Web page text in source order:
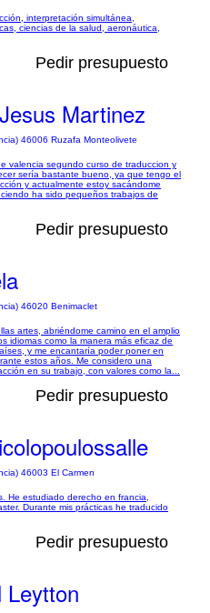
interpretación simultánea,
ciencias de la salud, aeronáutica,
Pedir presupuesto
Martinez
46006 Ruzafa Monteolivete
valencia segundo curso de traduccion y
sería bastante bueno, ya que tengo el
y actualmente estoy sacándome
ha sido pequeños trabajos de
Pedir presupuesto
46020 Benimaclet
artes, abriéndome camino en el amplio
idiomas como la manera más eficaz de
y me encantaría poder poner en
estos años. Me considero una
en su trabajo, con valores como la...
Pedir presupuesto
46003 El Carmen
He estudiado derecho en francia,
Durante mis prácticas he traducido
Pedir presupuesto
Leytton